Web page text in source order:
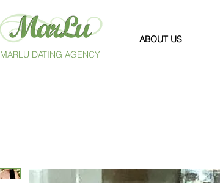
MARLU DATING AGENCY
ABOUT US